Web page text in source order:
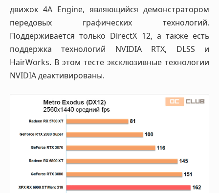
движок 4A Engine, являющийся демонстратором
передовых графических технологий.
Поддерживается только DirectX 12, а также есть
поддержка технологий NVIDIA RTX, DLSS и
HairWorks. В этом тесте эксклюзивные технологии
NVIDIA деактивированы.